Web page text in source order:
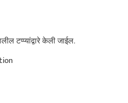
टप्प्यांद्वारे केली जाईल.